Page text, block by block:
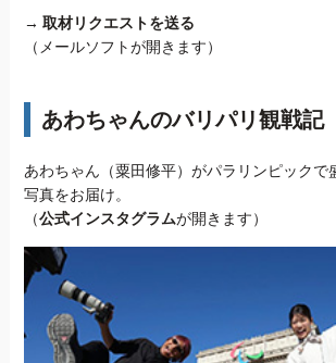
→ 取材リクエストを送る
（メールソフトが開きます）
あわちゃんのバリパリ観戦記
あわちゃん（粟田修平）がパラリンピックで
写真をお届け。
（公式インスタグラムが開きます）